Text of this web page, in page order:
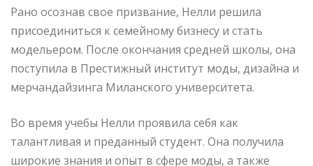
Рано осознав свое призвание, Нелли решила
присоединиться к семейному бизнесу и стать
модельером. После окончания средней школы, она
поступила в Престижный институт моды, дизайна и
мерчандайзинга Миланского университета.
Во время учебы Нелли проявила себя как
талантливая и преданный студент. Она получила
широкие знания и опыт в сфере моды, а также